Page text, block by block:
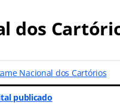
dos
Nacional dos Cartórios
publicado